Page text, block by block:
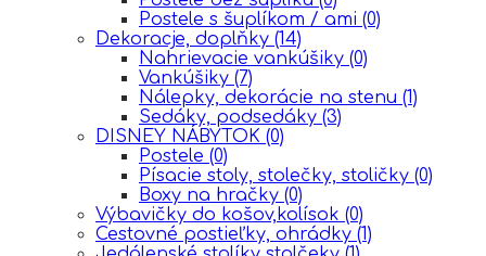
Postele s šuplíkom / ami (0)
Dekoracje, doplňky (14)
Nahrievacie vankúšiky (0)
Vankúšiky (7)
Nálepky, dekorácie na stenu (1)
Sedáky, podsedáky (3)
DISNEY NÁBYTOK (0)
Postele (0)
Písacie stoly, stolečky, stoličky (0)
Boxy na hračky (0)
Výbavičky do košov,kolísok (0)
Cestovné postieľky, ohrádky (1)